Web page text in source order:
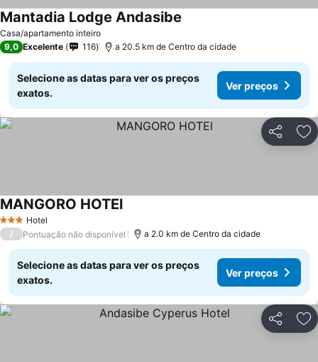
Casa/apartamento inteiro
Mantadia Lodge Andasibe
9,0 Excelente 116 a 20.5 km de Centro da cidade
Selecione as datas para ver os preços
exatos.
Ver preços
Partilhar
3 EstrelasHotel
MANGORO HOTElVer preços
/ Pontuação não disponível a 2.0 km de Centro da cidade
Selecione as datas para ver os preços
exatos.
Ver preços
Partilhar